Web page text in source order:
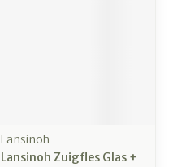
Lansinoh
Lansinoh Zuigfles Glas +